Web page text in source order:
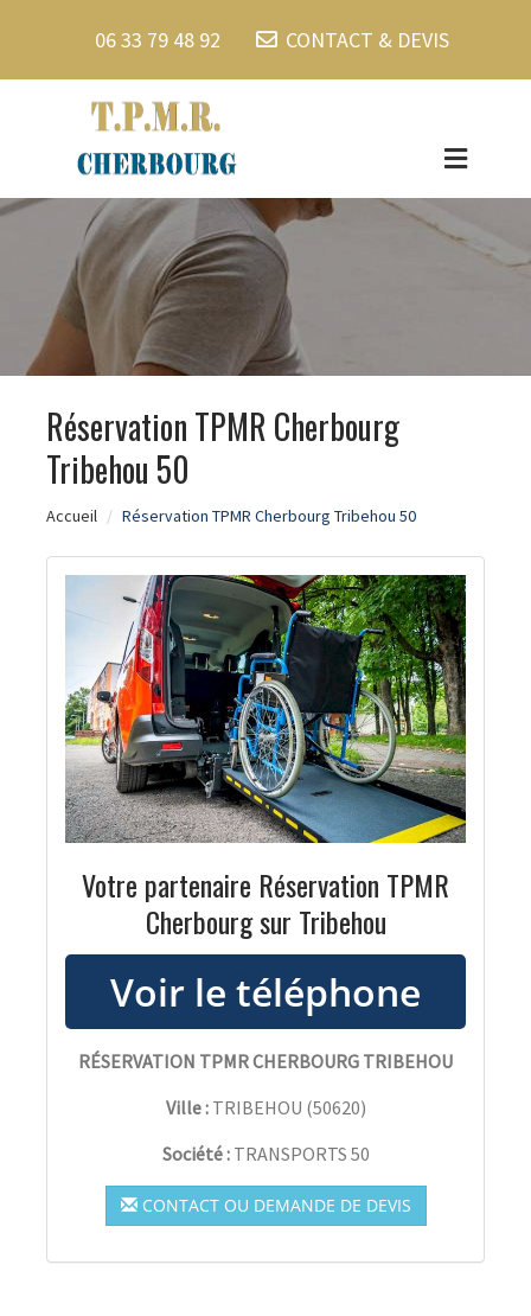
06 33 79 48 92 CONTACT & DEVIS
Réservation TPMR Cherbourg
Tribehou 50
Accueil Réservation TPMR Cherbourg Tribehou 50
Votre partenaire Réservation TPMR
Cherbourg sur Tribehou
RÉSERVATION TPMR CHERBOURG TRIBEHOU
Ville : TRIBEHOU (50620)
Société : TRANSPORTS 50
CONTACT OU DEMANDE DE DEVIS